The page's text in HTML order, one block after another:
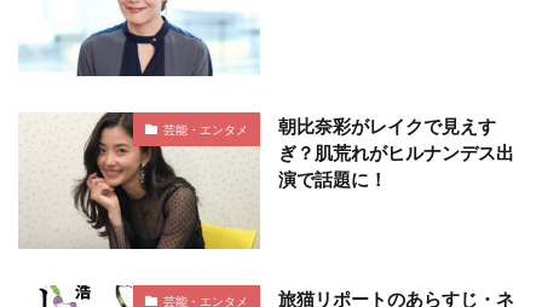
芸能・エンタメ
朝比奈彩がレイクで見えす
ぎ？肌荒れがヒルナンデス出
演で話題に！
芸能・エンタメ 旅猫リポートのあらすじ・ネ